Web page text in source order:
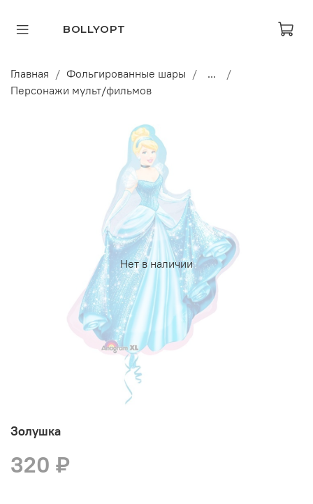
BOLLYOPT
Главная Фольгированные шары
...
Персонажи мульт/фильмов
Нет в наличии
Золушка
320 ₽